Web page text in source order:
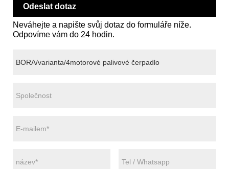
Odeslat dotaz
Neváhejte a napište svůj dotaz do formuláře níže.
Odpovíme vám do 24 hodin.